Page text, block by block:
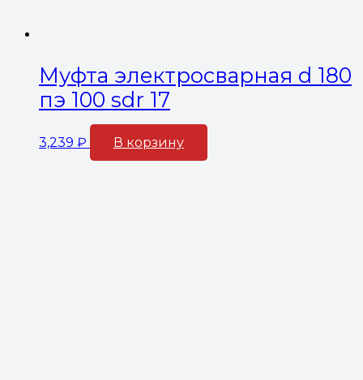
Муфта электросварная d 180
пэ 100 sdr 17
3,239 ₽ В корзину